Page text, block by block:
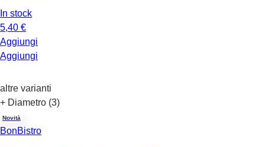
In stock
5,40 €
Aggiungi
Aggiungi
altre varianti
+ Diametro (3)
Novità
BonBistro